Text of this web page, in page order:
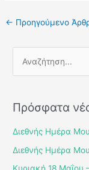
← Προηγούμενο
ζ
ή
τ
Πρόσφατα
Διεθνής Ημέρα
Διεθνής Ημέρα